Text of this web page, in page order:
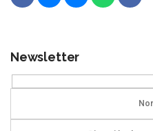
Newsletter